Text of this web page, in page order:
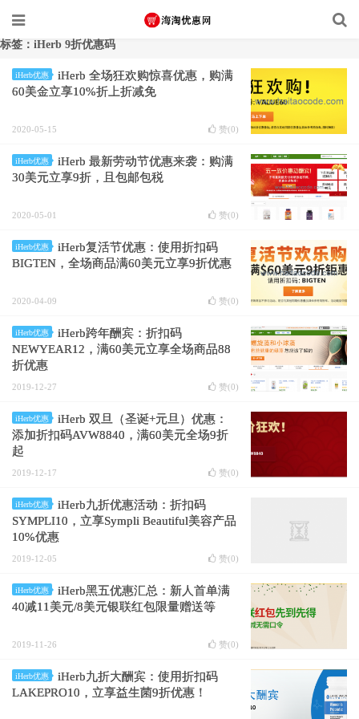
标签：iHerb 9折优惠码
iHerb优惠
iHerb 全场狂欢购惊喜优惠，购满
60美金立享10%折上折减免
2020-05-15 赞(0)
iHerb优惠
iHerb 最新劳动节优惠来袭：购满
30美元立享9折，且包邮包税
2020-05-01 赞(0)
iHerb优惠
iHerb复活节优惠：使用折扣码
BIGTEN，全场商品满60美元立享9折优惠
2020-04-09 赞(0)
iHerb优惠
iHerb跨年酬宾：折扣码
NEWYEAR12，满60美元立享全场商品88
折优惠
2019-12-27 赞(0)
iHerb优惠
iHerb 双旦（圣诞+元旦）优惠：
添加折扣码AVW8840，满60美元全场9折
起
2019-12-17 赞(0)
iHerb优惠
iHerb九折优惠活动：折扣码
SYMPLI10，立享Sympli Beautiful美容产品
10%优惠
2019-12-05 赞(0)
iHerb优惠
iHerb黑五优惠汇总：新人首单满
40减11美元/8美元银联红包限量赠送等
2019-11-26 赞(0)
iHerb优惠
iHerb九折大酬宾：使用折扣码
LAKEPRO10，立享益生菌9折优惠！